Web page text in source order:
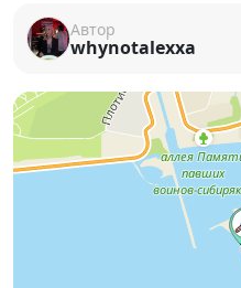
спорт, отдых и отличное
песчаном поле пляжа
главный трофей турнира.
🔥 Пляжное регби — это
красивые силовые
невероятная атмосфера
фестиваля. Здесь будет
регби, так и тем, кто
Автор
whynotalexxa